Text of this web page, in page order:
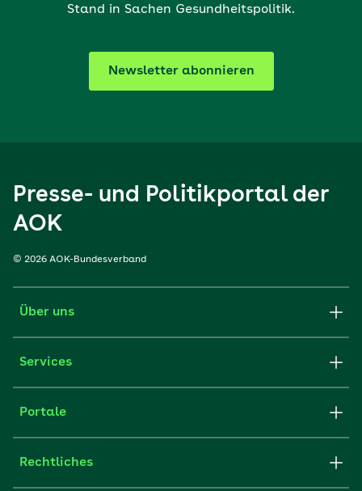
Stand in Sachen Gesundheitspolitik.
Newsletter abonnieren
Presse- und Politikportal der
AOK
© 2026 AOK-Bundesverband
Über uns
Services
Portale
Rechtliches